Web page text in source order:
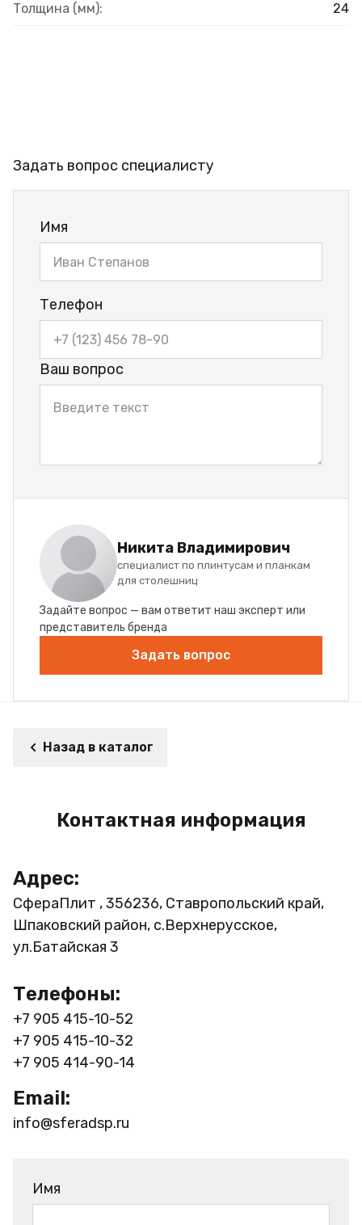
Толщина (мм): 24
Задать вопрос специалисту
Имя
Телефон
Ваш вопрос
Никита Владимирович
специалист по плинтусам и планкам
для столешниц
Задайте вопрос — вам ответит наш эксперт или
представитель бренда
Задать вопрос
Назад в каталог
Контактная информация
Адрес:
СфераПлит , 356236, Ставропольский край,
Шпаковский район, с.Верхнерусское,
ул.Батайская 3
Телефоны:
+7 905 415-10-52
+7 905 415-10-32
+7 905 414-90-14
Email:
info@sferadsp.ru
Имя